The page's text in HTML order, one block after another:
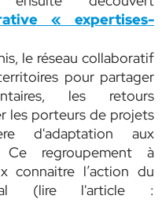
« expertises-
le réseau collaboratif
pour partager
les retours
les porteurs de projets
d'adaptation aux
Ce regroupement à
connaitre l’action du
(lire l'article :